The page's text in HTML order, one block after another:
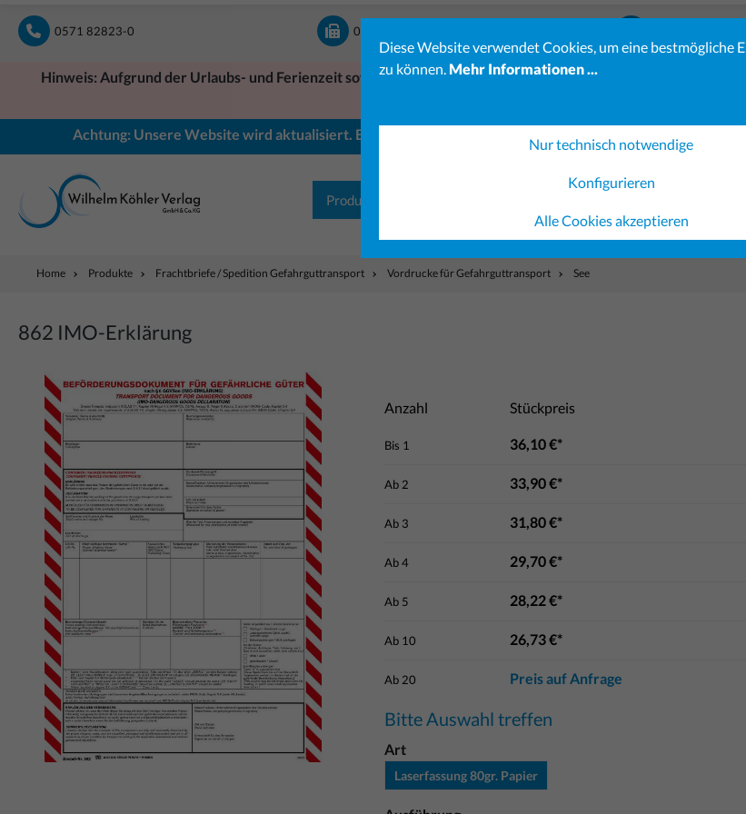
0571 82823-0 0571 82823-23
Hinweis: Aufgrund der Urlaubs- und Ferienzeit sowie eines erhöhten Bestellaufkommens kann sich die
Achtung: Unsere Website wird aktualisiert. Einige Bereiche sind möglicherweise noch nicht vollständig
Produkte
Home Produkte Frachtbriefe / Spedition Gefahrguttransport Vordrucke für Gefahrguttransport See
862 IMO-Erklärung
Bildergalerie überspringen
Anzahl
Stückpreis
Bis 1 36,10 €*
Ab 2 33,90 €*
Ab 3 31,80 €*
Ab4 29,70 €*
Ab 5 28,22 €*
Ab 10 26,73 €*
Ab 20 Preis auf Anfrage
Bitte Auswahl treffen
Art
Laserfassung 80gr. Papier
Diese Website verwendet Cookies, um eine bestmögliche
zu können. Mehr Informationen ...
Nur technisch notwendige
Konfigurieren
Alle Cookies akzeptieren